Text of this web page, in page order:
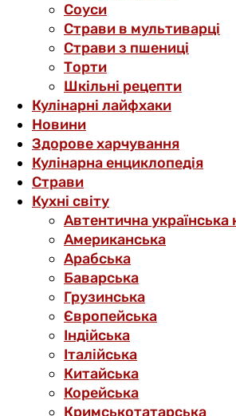
Соуси
Страви в мультиварці
Страви з пшениці
Торти
Шкільні рецепти
Кулінарні лайфхаки
Новини
Здорове харчування
Кулінарна енциклопедія
Страви
Кухні світу
Автентична українська
Американська
Арабська
Баварська
Грузинська
Європейська
Індійська
Італійська
Китайська
Корейська
Кримськотатарська